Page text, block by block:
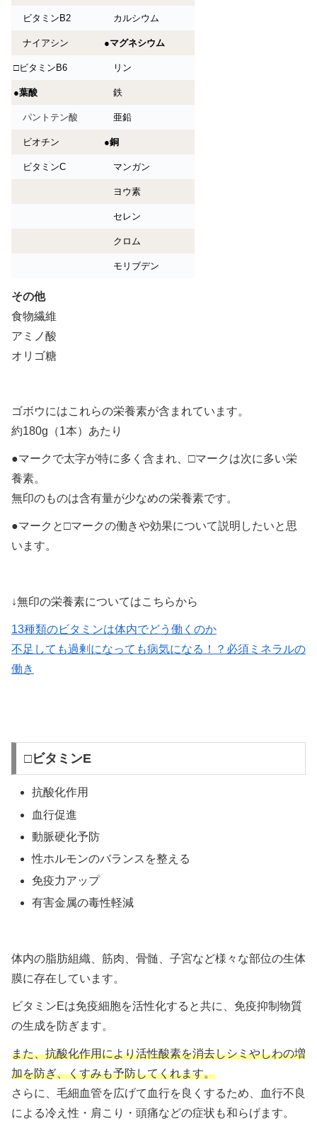
ビタミンB2 カルシウム
ナイアシン ●マグネシウム
□ビタミンB6 リン
●葉酸 鉄
パントテン酸 亜鉛
ビオチン ●銅
ビタミンC マンガン
ヨウ素
セレン
クロム
モリブデン
その他
食物繊維
アミノ酸
オリゴ糖
ゴボウにはこれらの栄養素が含まれています。
約180g（1本）あたり
●マークで太字が特に多く含まれ、□マークは次に多い栄
養素。
無印のものは含有量が少なめの栄養素です。
●マークと□マークの働きや効果について説明したいと思
います。
↓無印の栄養素についてはこちらから
13種類のビタミンは体内でどう働くのか
不足しても過剰になっても病気になる！？必須ミネラルの
働き
□ビタミンE
抗酸化作用
血行促進
動脈硬化予防
性ホルモンのバランスを整える
免疫力アップ
有害金属の毒性軽減
体内の脂肪組織、筋肉、骨髄、子宮など様々な部位の生体
膜に存在しています。
ビタミンEは免疫細胞を活性化すると共に、免疫抑制物質
の生成を防ぎます。
また、抗酸化作用により活性酸素を消去しシミやしわの増
加を防ぎ、くすみも予防してくれます。
さらに、毛細血管を広げて血行を良くするため、血行不良
による冷え性・肩こり・頭痛などの症状も和らげます。